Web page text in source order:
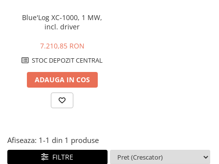
Cabluri speciale
Conductori flexibili cupru
Conductori rigizi
Conductori rigizi cupru
Cabluri alarma
Cabluri boxe
Cabluri semnalizare incendiu
Blue'Log XC-1000, 1 MW,
incl. driver
7.210,85 RON
STOC DEPOZIT CENTRAL
ADAUGA IN COS
Afiseaza: 1-1 din 1 produse
FILTRE